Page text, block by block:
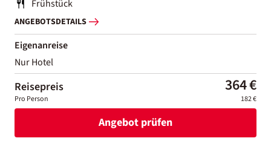
Frühstück
ANGEBOTSDETAILS
Eigenanreise
Nur Hotel
Reisepreis 364 €
Pro Person 182 €
Angebot prüfen